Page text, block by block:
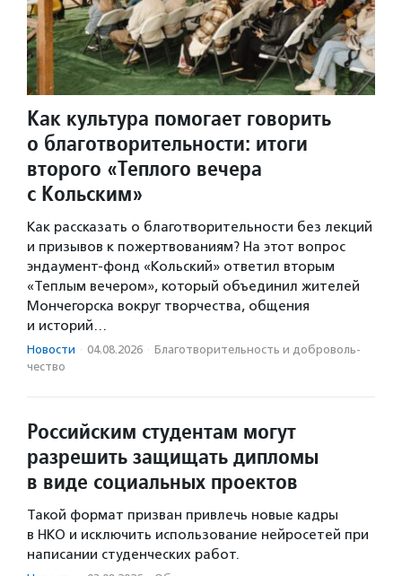
Как культура помогает говорить
о благотворительности: итоги
второго «Теплого вечера
с Кольским»
Как рассказать о благотворительности без лекций
и призывов к пожертвованиям? На этот вопрос
эндаумент-фонд «Кольский» ответил вторым
«Теплым вечером», который объединил жителей
Мончегорска вокруг творчества, общения
и историй…
Новости · 04.08.2026 · Благотвори­тель­ность и доброволь­
чест­во
Российским студентам могут
разрешить защищать дипломы
в виде социальных проектов
Такой формат призван привлечь новые кадры
в НКО и исключить использование нейросетей при
написании студенческих работ.